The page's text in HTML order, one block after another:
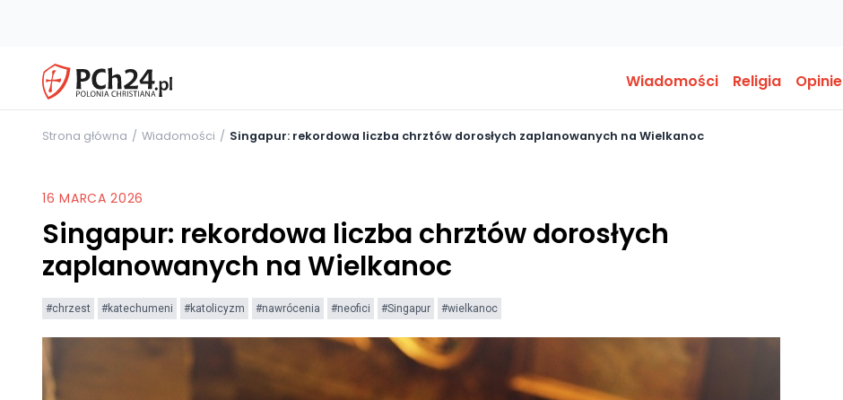
Wiadomości Religia Opinie
Strona główna Wiadomości Singapur: rekordowa liczba chrztów dorosłych zaplanowanych na Wielkanoc
16 MARCA 2026
Singapur: rekordowa liczba chrztów dorosłych
zaplanowanych na Wielkanoc
#chrzest #katechumeni #katolicyzm #nawrócenia #neofici #Singapur #wielkanoc